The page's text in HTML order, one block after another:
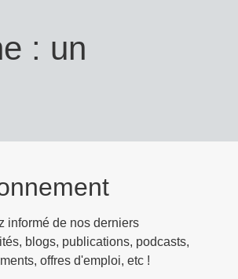
: un
informé de nos derniers
blogs, publications, podcasts,
offres d'emploi, etc !